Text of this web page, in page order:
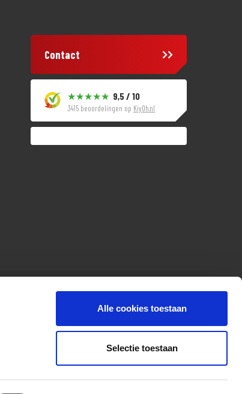
Alle cookies toestaan
Selectie toestaan
Contact
9,5 / 10
3415 beoordelingen op KiyOh.nl